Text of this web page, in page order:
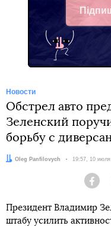
Новости
Обстрел авто
Зеленский
борьбу с
Автор:
Oleg Panfilovych Дата:
19:57, 10
Президент Владимир
штабу усилить